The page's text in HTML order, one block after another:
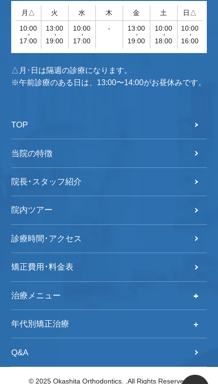
月△ 火 水 木 金 土 日△
10:00
-
17:00
13:00
-
19:00
10:00
-
17:00
- 13:00
-
19:00
10:00
-
18:00
10:00
-
16:00
△月･日は隔週の診療になります。
※午前診療のある日は、13:00〜14:00がお昼休みです。
TOP
当院の特徴
院長･スタッフ紹介
院内ツアー
診療時間･アクセス
矯正費用･料金表
治療メニュー
治療メニュー
歯列矯正治療の流れ
年代別矯正治療
Q&A
© 2025 Okashita Orthodontics. .All Rights Reserved.